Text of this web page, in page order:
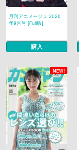
月刊アニメージュ 2026
年9月号 [Full版]
購入
NEW!